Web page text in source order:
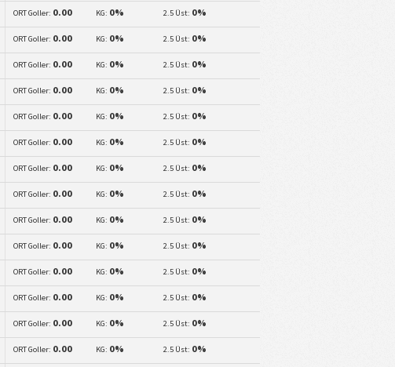
ORT Goller: 0.00 KG: 0% 2.5 Üst: 0%
ORT Goller: 0.00 KG: 0% 2.5 Üst: 0%
ORT Goller: 0.00 KG: 0% 2.5 Üst: 0%
ORT Goller: 0.00 KG: 0% 2.5 Üst: 0%
ORT Goller: 0.00 KG: 0% 2.5 Üst: 0%
ORT Goller: 0.00 KG: 0% 2.5 Üst: 0%
ORT Goller: 0.00 KG: 0% 2.5 Üst: 0%
ORT Goller: 0.00 KG: 0% 2.5 Üst: 0%
ORT Goller: 0.00 KG: 0% 2.5 Üst: 0%
ORT Goller: 0.00 KG: 0% 2.5 Üst: 0%
ORT Goller: 0.00 KG: 0% 2.5 Üst: 0%
ORT Goller: 0.00 KG: 0% 2.5 Üst: 0%
ORT Goller: 0.00 KG: 0% 2.5 Üst: 0%
ORT Goller: 0.00 KG: 0% 2.5 Üst: 0%